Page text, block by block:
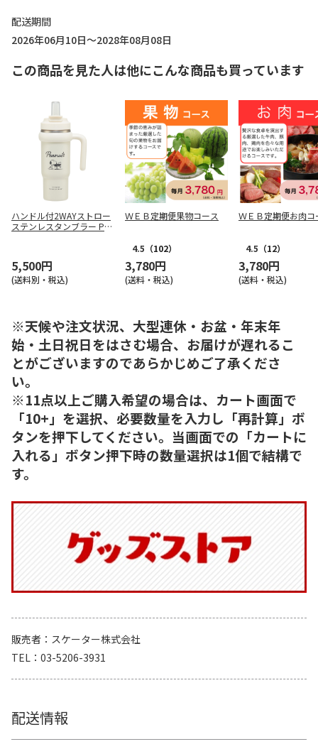
配送期間
2026年06月10日～2028年08月08日
この商品を見た人は他にこんな商品も買っています
ハンドル付2WAYストロー
ステンレスタンブラー PEA
5,500円
(送料別・税込)
ＷＥＢ定期便果物コース
4.5 （102）
3,780円
(送料・税込)
ＷＥＢ定期便お肉コ
4.5 （12）
3,780円
(送料・税込)
※天候や注文状況、大型連休・お盆・年末年
始・土日祝日をはさむ場合、お届けが遅れるこ
とがございますのであらかじめご了承くださ
い。
※11点以上ご購入希望の場合は、カート画面で
「10+」を選択、必要数量を入力し「再計算」ボ
タンを押下してください。当画面での「カートに
入れる」ボタン押下時の数量選択は1個で結構で
す。
販売者
スケーター株式会社
TEL
03-5206-3931
配送情報